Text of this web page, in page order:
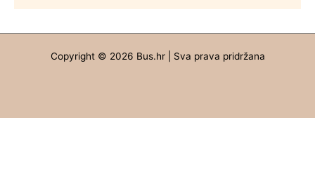
Copyright © 2026 Bus.hr | Sva prava pridržana